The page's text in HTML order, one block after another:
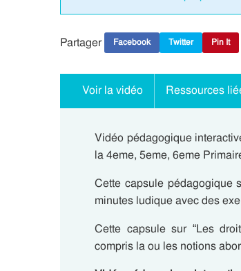
Partager Facebook Twitter Pin It
Voir la vidéo Ressources
Vidéo pédagogique
la 4eme, 5eme, 6eme
Cette capsule pédagogique
minutes ludique avec des
Cette capsule sur “Les
compris la ou les notions